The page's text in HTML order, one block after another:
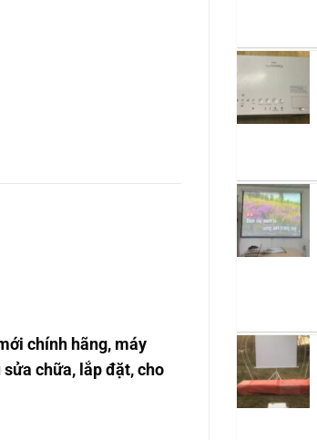
chính hãng, máy
chữa, lắp đặt, cho